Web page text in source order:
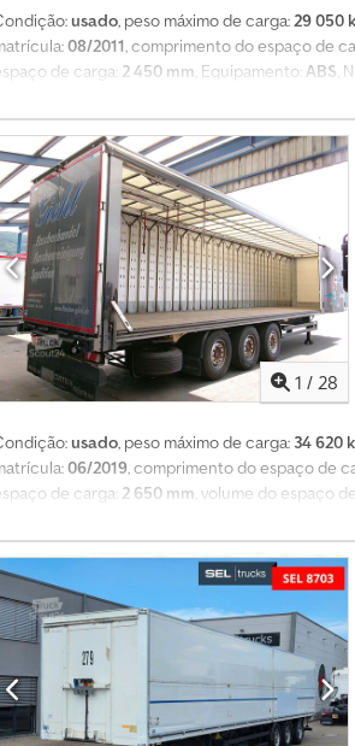
usado, peso máximo de carga:29 050
08/2011, comprimento do espaço de
de carga: 2 450 mm, Equipamento: ABS,
encaminhamento para o contato responsável
liga leve * Dispositivo de elevação e
Eixos SAF * Pneus – 1.º eixo 385/65R22,5 *
internas: C: 13,40 m, L: 2,40 m, A: 2,45 m Venda
ou para exportação. Venda sujeita à
Reivindicações posteriores são
garantia quanto ao funcionamento de
ter sido alterados nas fotos. Erros, erros de
informações em alemão, inglês, grego, russo,
1 / 28
usado, peso máximo de carga: 34 620
06/2019, comprimento do espaço de
de carga: 2 650 mm, volume do espaço
, * Montagem
VDI 2700 e DIN EN 12642 Código XL
de barril * Certificado para papel usado
* Anéis de amarração na estrutura exterior
* Porta traseira dupla * Eixos SAF * Eixo